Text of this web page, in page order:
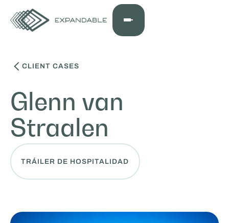
CLIENT CASES
Glenn van
Straalen
TRÁILER DE HOSPITALIDAD